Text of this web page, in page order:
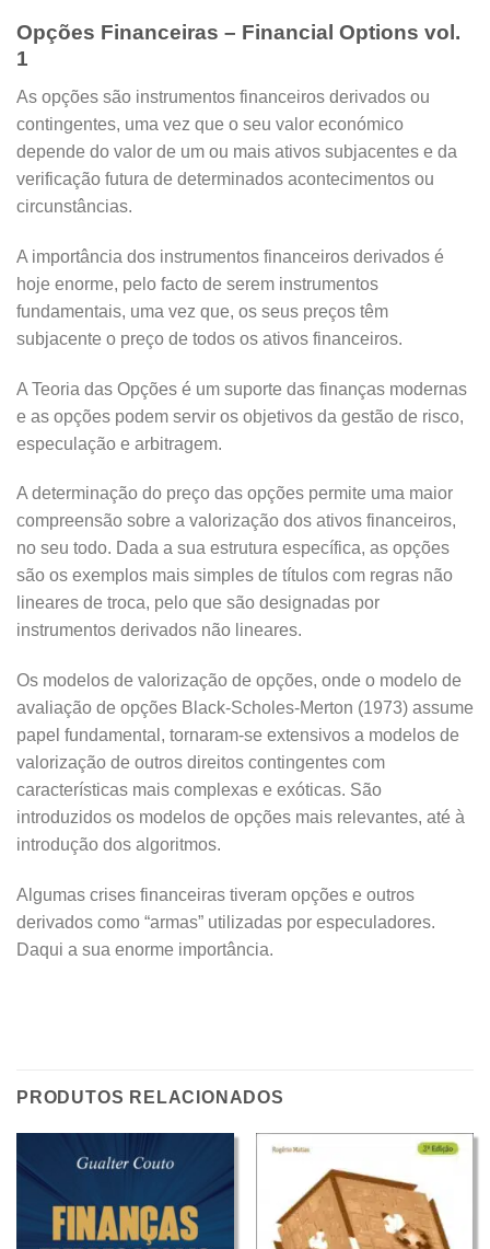
Opções Financeiras – Financial Options vol.
1
As opções são instrumentos financeiros derivados ou
contingentes, uma vez que o seu valor económico
depende do valor de um ou mais ativos subjacentes e da
verificação futura de determinados acontecimentos ou
circunstâncias.
A importância dos instrumentos financeiros derivados é
hoje enorme, pelo facto de serem instrumentos
fundamentais, uma vez que, os seus preços têm
subjacente o preço de todos os ativos financeiros.
A Teoria das Opções é um suporte das finanças modernas
e as opções podem servir os objetivos da gestão de risco,
especulação e arbitragem.
A determinação do preço das opções permite uma maior
compreensão sobre a valorização dos ativos financeiros,
no seu todo. Dada a sua estrutura específica, as opções
são os exemplos mais simples de títulos com regras não
lineares de troca, pelo que são designadas por
instrumentos derivados não lineares.
Os modelos de valorização de opções, onde o modelo de
avaliação de opções Black-Scholes-Merton (1973) assume
papel fundamental, tornaram-se extensivos a modelos de
valorização de outros direitos contingentes com
características mais complexas e exóticas. São
introduzidos os modelos de opções mais relevantes, até à
introdução dos algoritmos.
Algumas crises financeiras tiveram opções e outros
derivados como “armas” utilizadas por especuladores.
Daqui a sua enorme importância.
PRODUTOS RELACIONADOS